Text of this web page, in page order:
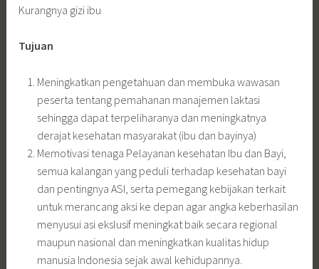
Kurangnya gizi ibu
Tujuan
Meningkatkan pengetahuan dan membuka wawasan
peserta tentang pemahanan manajemen laktasi
sehingga dapat terpeliharanya dan meningkatnya
derajat kesehatan masyarakat (ibu dan bayinya)
Memotivasi tenaga Pelayanan kesehatan Ibu dan Bayi,
semua kalangan yang peduli terhadap kesehatan bayi
dan pentingnya ASI, serta pemegang kebijakan terkait
untuk merancang aksi ke depan agar angka keberhasilan
menyusui asi ekslusif meningkat baik secara regional
maupun nasional dan meningkatkan kualitas hidup
manusia Indonesia sejak awal kehidupannya.